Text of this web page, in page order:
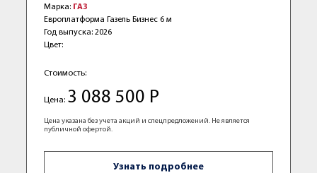
Марка: ГАЗ
Европлатформа Газель Бизнес 6 м
Год выпуска: 2026
Цвет:
Стоимость:
Цена: 3 088 500 Р
Цена указана без учета акций и спецпредложений. Не является
публичной офертой.
Узнать подробнее